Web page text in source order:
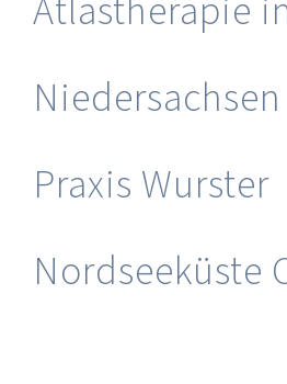
Atlastherapie
Praxis Wurster
Nordseeküste